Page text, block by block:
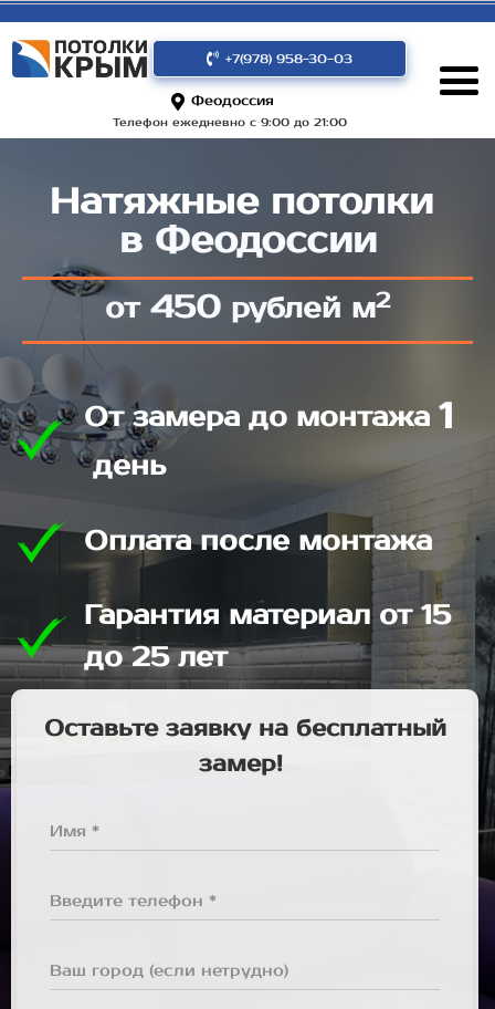
+7(978) 958-30-03
Феодоссия
Телефон ежедневно с 9:00 до 21:00
Натяжные потолки
в Феодоссии
от 450 рублей м2
От замера до монтажа 1
день
Оплата после монтажа
Гарантия материал от 15
до 25 лет
Оставьте заявку на бесплатный
замер!
Имя *
Введите телефон *
Ваш город (если нетрудно)